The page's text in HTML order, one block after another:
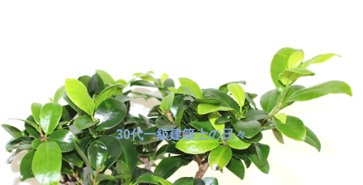
30代一級建築士の日々